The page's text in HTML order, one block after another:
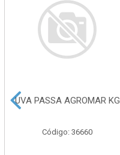
UVA PASSA AGROMAR KG
Código: 36660